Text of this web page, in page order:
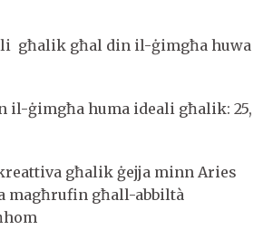
għalik għal din il-ġimgħa huwa
il-ġimgħa huma ideali għalik: 25,
għalik ġejja minn Aries
magħrufin għall-abbiltà